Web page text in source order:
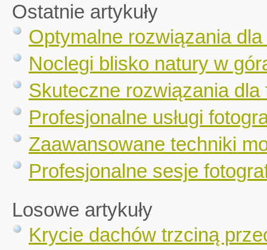
Ostatnie artykuły
Optymalne rozwiązania dla
Noclegi blisko natury w
Skuteczne rozwiązania
Profesjonalne usługi
Zaawansowane techniki
Profesjonalne sesje
Losowe artykuły
Krycie dachów trzciną